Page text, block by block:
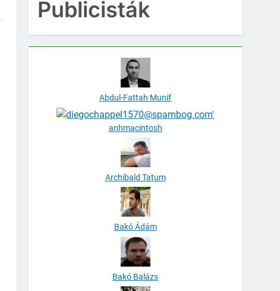
Publicisták
Abdul-Fattah Munif
anhmacintosh
Archibald Tatum
Bakó Ádám
Bakó Balázs